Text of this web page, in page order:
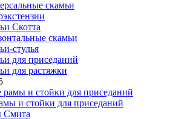
скамьи
Скотта
скамьи
стулья
для приседаний
для растяжки
и стойки для приседаний